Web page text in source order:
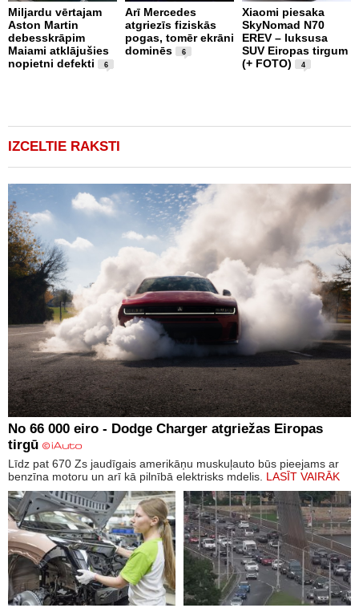
Miljardu vērtajam
Aston Martin
debesskrāpim
Maiami atklājušies
nopietni defekti
6
Arī Mercedes
atgriezīs fiziskās
pogas, tomēr ekrāni
dominēs
6
Xiaomi piesaka
SkyNomad N70
EREV – luksusa
SUV Eiropas tirgum
(+ FOTO)
4
IZCELTIE RAKSTI
No 66 000 eiro - Dodge Charger atgriežas Eiropas
tirgū
Līdz pat 670 Zs jaudīgais amerikāņu muskuļauto būs pieejams ar
benzīna motoru un arī kā pilnībā elektrisks mdelis. LASĪT VAIRĀK